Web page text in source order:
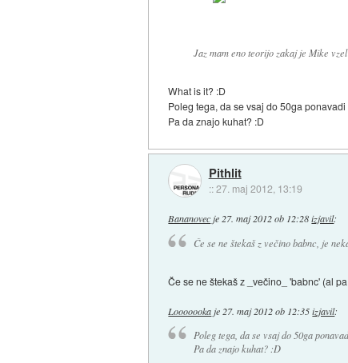
Jaz mam eno teorijo zakaj je Mike vzel
What is it? :D
Poleg tega, da se vsaj do 50ga
Pa da znajo kuhat? :D
Pithlit
::27. maj 2012, 13:19
Bananovecje27. maj 2012 ob 12:28 izjavil:
Če se ne štekaš z večino babnc, je
Če se ne štekaš z _večino_ 'babnc' (al
Looooooka je 27. maj 2012 ob 12:35 izjavil:
Poleg tega, da se vsaj do 50ga
Pa da znajo kuhat? :D